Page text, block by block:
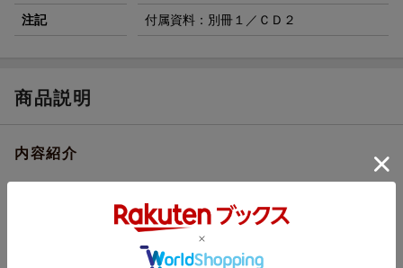
注記 付属資料：別冊１／ＣＤ２
商品説明
内容紹介
にダウンロード可
内容紹介（「BOOK」データベースより）